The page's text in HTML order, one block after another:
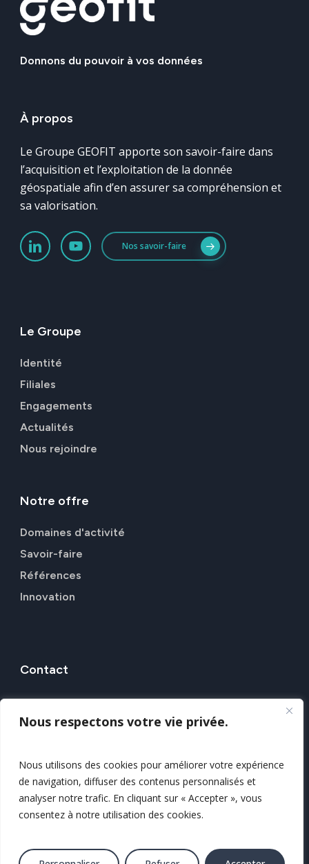
Nous respectons votre vie privée.
Nous utilisons des cookies pour améliorer votre expérience
de navigation, diffuser des contenus personnalisés et
analyser notre trafic. En cliquant sur « Accepter », vous
consentez à notre utilisation des cookies.
Donnons du pouvoir à vos données
À propos
Le Groupe GEOFIT apporte son savoir-faire dans
l’acquisition et l’exploitation de la donnée
géospatiale afin d’en assurer sa compréhension et
sa valorisation.
Nos savoir-faire
Le Groupe
Identité
Filiales
Engagements
Actualités
Nous rejoindre
Notre offre
Domaines d'activité
Savoir-faire
Références
Innovation
Contact
7 Rue Alfred Kastler, 44307 NANTES
Mentions légales
Politique de confidentialité